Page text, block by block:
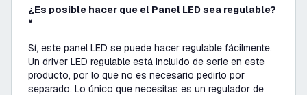
¿Es posible hacer que el Panel LED sea regulable?
*
Sí, este panel LED se puede hacer regulable fácilmente.
Un driver LED regulable está incluido de serie en este
producto, por lo que no es necesario pedirlo por
separado. Lo único que necesitas es un regulador de